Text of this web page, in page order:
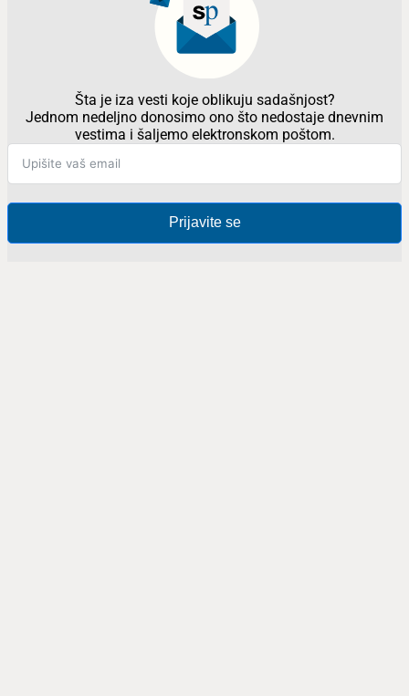
Šta je iza vesti koje oblikuju sadašnjost?
Jednom nedeljno donosimo ono što nedostaje dnevnim
vestima i šaljemo elektronskom poštom.
Prijavite se